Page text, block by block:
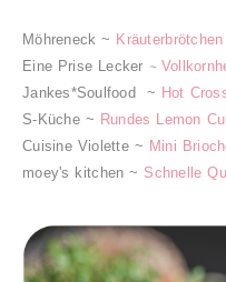
Möhreneck ~ Kräuterbrötchen
Eine Prise Lecker ~
Jankes*Soulfood ~ Hot
S-Küche ~ Rundes Lemon
Cuisine Violette ~ Mini
moey's kitchen ~ Schnelle